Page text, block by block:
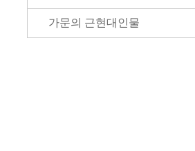
가문의 근현대인물